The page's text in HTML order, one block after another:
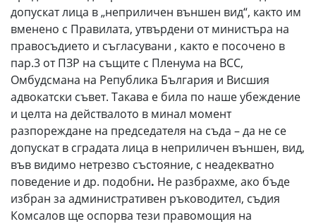
допускат лица в „неприличен външен вид“, както им
вменено с Правилата, утвърдени от министъра на
правосъдието и съгласувани , както е посочено в
пар.3 от ПЗР на същите с Пленума на ВСС,
Омбудсмана на Република България и Висшия
адвокатски съвет. Такава е била по наше убеждение
и целта на действалото в минал момент
разпореждане на председателя на съда – да не се
допускат в сградата лица в неприличен външен, вид,
във видимо нетрезво състояние, с неадекватно
поведение и др. подобни. Не разбрахме, ако бъде
избран за административен ръководител, съдия
Комсалов ще оспорва тези правомощия на